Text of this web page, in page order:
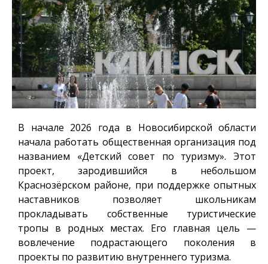
В начале 2026 года в Новосибирской области
начала работать общественная организация под
названием «Детский совет по туризму». Этот
проект, зародившийся в небольшом
Краснозёрском районе, при поддержке опытных
наставников позволяет школьникам
прокладывать собственные туристические
тропы в родных местах. Его главная цель —
вовлечение подрастающего поколения в
проекты по развитию внутреннего туризма.